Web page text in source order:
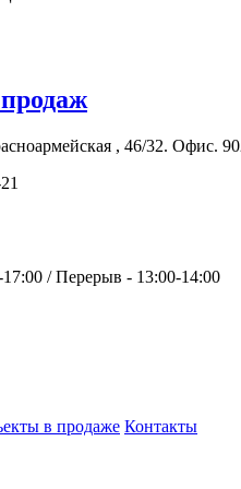
, 46/32. Офис.
/ Перерыв - 13:00-14:00
в продаже Контакты